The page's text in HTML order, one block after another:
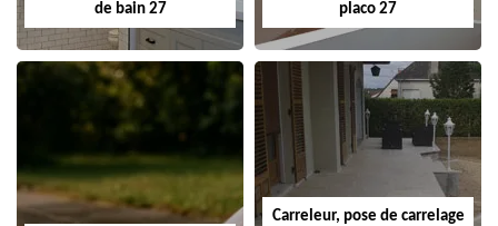
de bain 27
placo 27
Carreleur, pose de carrelage